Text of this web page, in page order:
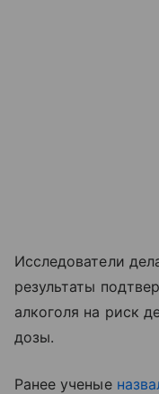
Исследователи
результаты
алкоголя на риск
дозы.
Ранее ученые